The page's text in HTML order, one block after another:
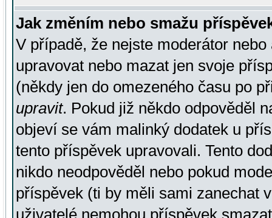
Jak změním nebo smažu
V případě, že nejste moderátor
upravovat nebo mazat jen svoje
(někdy jen do omezeného času po
upravit. Pokud již někdo odpověděl
objeví se vám malinký dodatek u
tento příspěvek upravovali. Tento
nikdo neodpověděl nebo pokud
příspěvek (ti by měli sami zanechat
uživatelé nemohou příspěvek